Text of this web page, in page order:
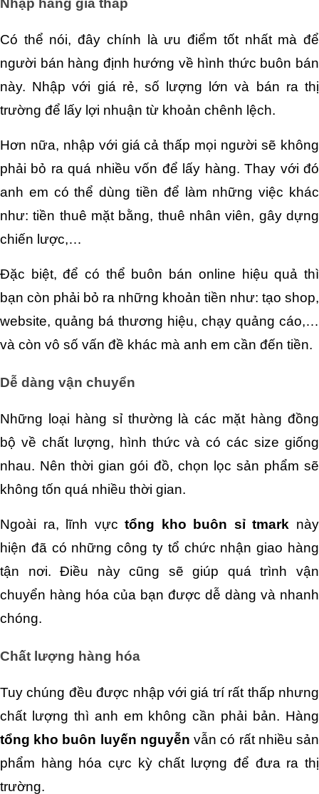
Có thể nói, đây chính là ưu điểm tốt nhất mà để
người bán hàng định hướng về hình thức buôn bán
này. Nhập với giá rẻ, số lượng lớn và bán ra thị
trường để lấy lợi nhuận từ khoản chênh lệch.
Hơn nữa, nhập với giá cả thấp mọi người sẽ không
phải bỏ ra quá nhiều vốn để lấy hàng. Thay với đó
anh em có thể dùng tiền để làm những việc khác
như: tiền thuê mặt bằng, thuê nhân viên, gây dựng
chiến lược,…
Đặc biệt, để có thể buôn bán online hiệu quả thì
bạn còn phải bỏ ra những khoản tiền như: tạo shop,
website, quảng bá thương hiệu, chạy quảng cáo,…
và còn vô số vấn đề khác mà anh em cần đến tiền.
Dễ dàng vận chuyển
Những loại hàng sỉ thường là các mặt hàng đồng
bộ về chất lượng, hình thức và có các size giống
nhau. Nên thời gian gói đồ, chọn lọc sản phẩm sẽ
không tốn quá nhiều thời gian.
Ngoài ra, lĩnh vực tổng kho buôn sỉ tmark này
hiện đã có những công ty tổ chức nhận giao hàng
tận nơi. Điều này cũng sẽ giúp quá trình vận
chuyển hàng hóa của bạn được dễ dàng và nhanh
chóng.
Chất lượng hàng hóa
Tuy chúng đều được nhập với giá trí rất thấp nhưng
tổng kho buôn luyến nguyễn vẫn có rất nhiều sản
phẩm hàng hóa cực kỳ chất lượng để đưa ra thị
trường.